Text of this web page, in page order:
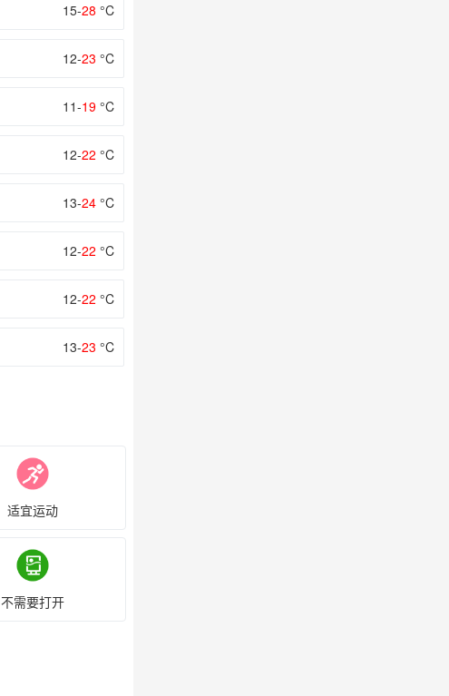
15-28 °C
12-23 °C
11-19 °C
12-22 °C
13-24 °C
12-22 °C
12-22 °C
13-23 °C
适宜运动
不需要打开